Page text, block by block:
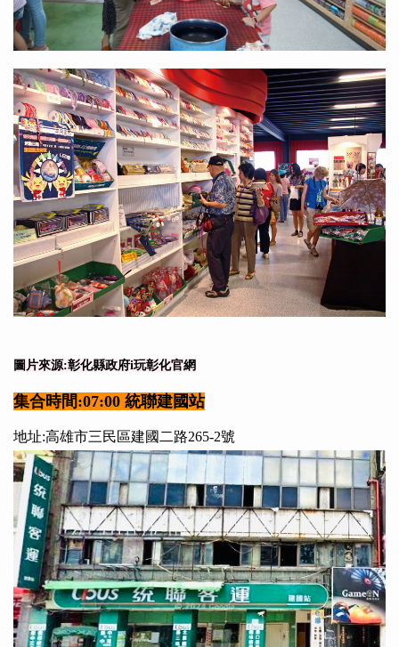
圖片來源:彰化縣政府i玩彰化官網
集合時間:07:00 統聯建國站
地址:高雄市三民區建國二路265-2號